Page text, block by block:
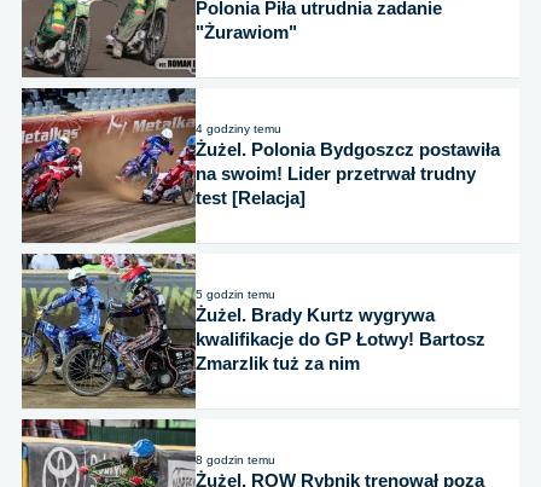
Polonia Piła utrudnia zadanie
"Żurawiom"
4 godziny temu
Żużel. Polonia Bydgoszcz postawiła
na swoim! Lider przetrwał trudny
test [Relacja]
5 godzin temu
Żużel. Brady Kurtz wygrywa
kwalifikacje do GP Łotwy! Bartosz
Zmarzlik tuż za nim
8 godzin temu
Żużel. ROW Rybnik trenował poza